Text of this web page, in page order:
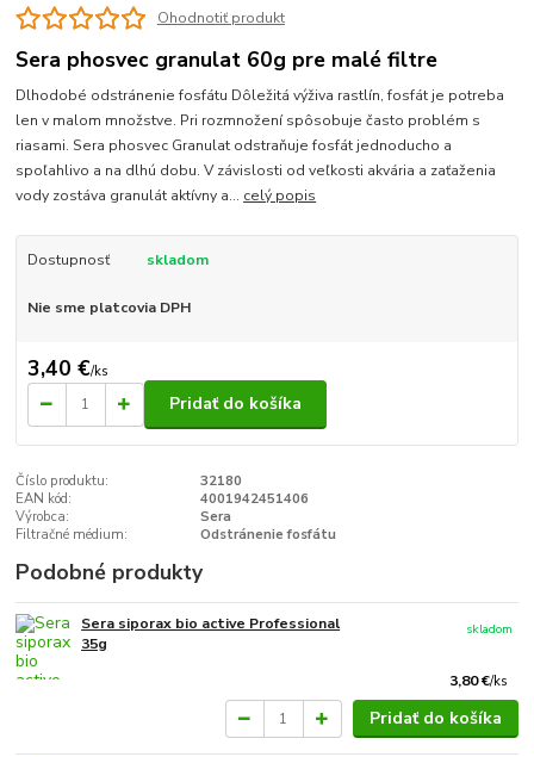
Ohodnotiť produkt
Sera phosvec granulat 60g pre malé filtre
Dlhodobé odstránenie fosfátu Dôležitá výživa rastlín, fosfát je potreba
len v malom množstve. Pri rozmnožení spôsobuje často problém s
riasami. Sera phosvec Granulat odstraňuje fosfát jednoducho a
spoľahlivo a na dlhú dobu. V závislosti od veľkosti akvária a zaťaženia
vody zostáva granulát aktívny a... celý popis
Dostupnosť skladom
Nie sme platcovia DPH
3,40 €/ks
Pridať do košíka
Číslo produktu:
32180
EAN kód:
4001942451406
Výrobca:
Sera
Filtračné médium:
Odstránenie fosfátu
Podobné produkty
Sera siporax bio active Professional
35g
3,80 €/ks
skladom
Pridať do košíka